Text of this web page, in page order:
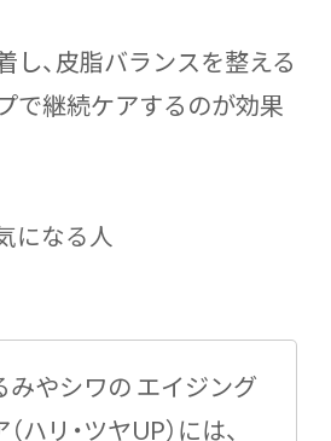
し、皮脂バランスを整える
で継続ケアするのが効果
になる人
みやシワの エイジング
ハリ・ツヤUP）には、